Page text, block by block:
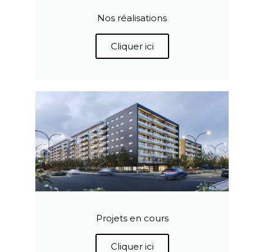
Nos réalisations
Cliquer ici
Projets en cours
Cliquer ici